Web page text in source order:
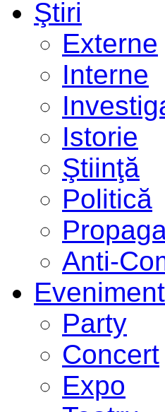
Ştiri
Externe
Interne
Istorie
Ştiinţă
Politică
Anti-
Party
Concert
Expo